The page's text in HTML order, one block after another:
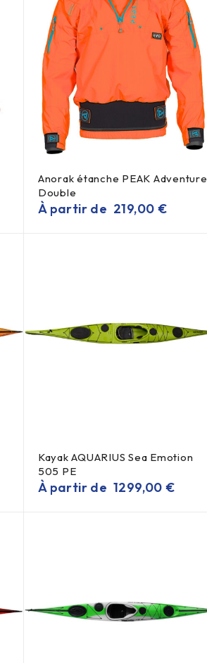
Anorak étanche PEAK Adventure
Double
À partir de 219,00 €
Kayak AQUARIUS Sea Emotion
505 PE
À partir de 1299,00€